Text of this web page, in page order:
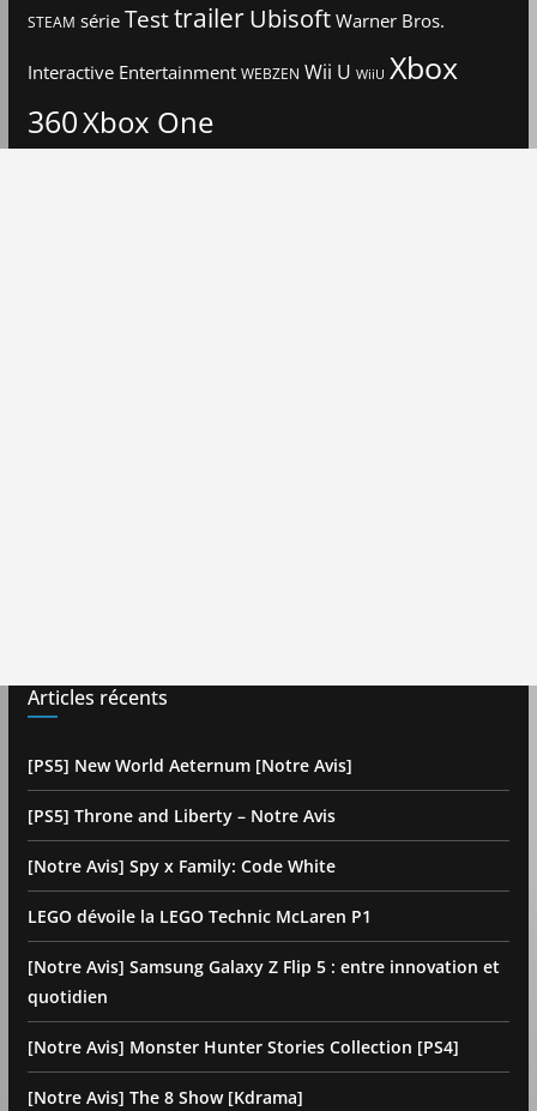
STEAM série TesttrailerUbisoftWarner Bros.
Interactive Entertainment WEBZEN Wii U WiiU Xbox
360Xbox One
Articles récents
[PS5] New World Aeternum [Notre Avis]
[PS5] Throne and Liberty – Notre Avis
[Notre Avis] Spy x Family: Code White
LEGO dévoile la LEGO Technic McLaren P1
[Notre Avis] Samsung Galaxy Z Flip 5 : entre innovation et
quotidien
[Notre Avis] Monster Hunter Stories Collection [PS4]
[Notre Avis] The 8 Show [Kdrama]